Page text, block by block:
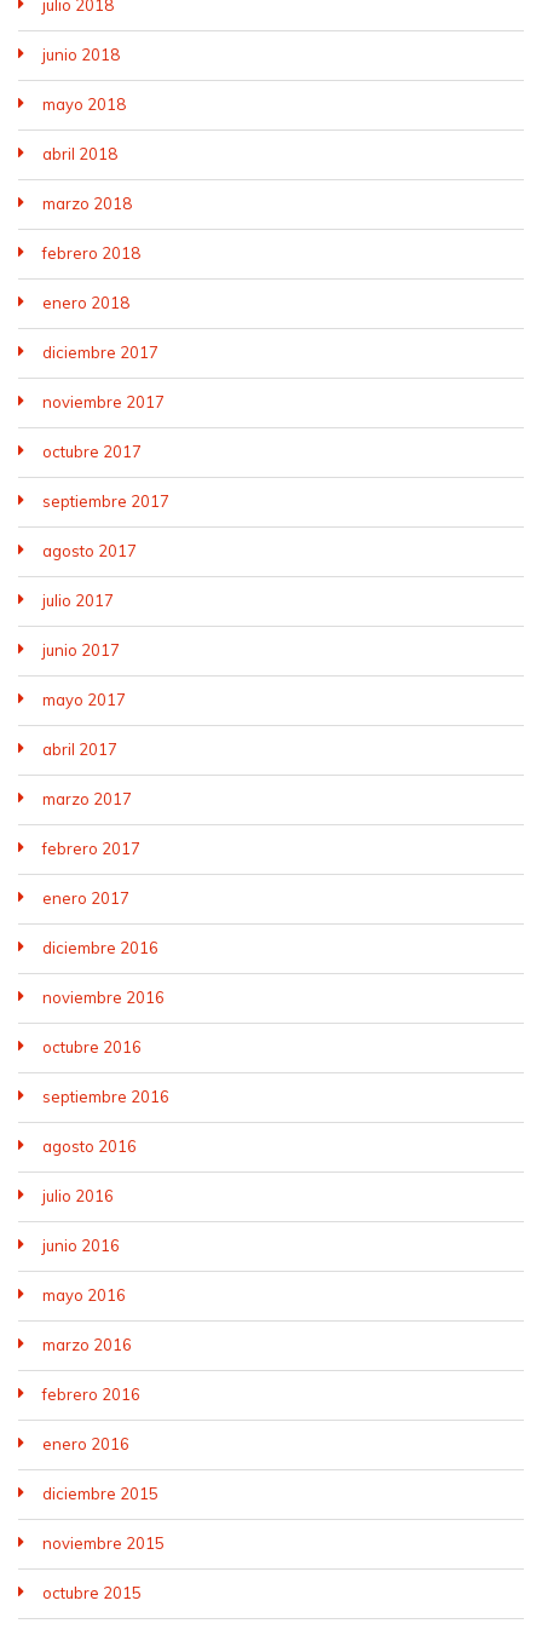
julio 2018
junio 2018
mayo 2018
abril 2018
marzo 2018
febrero 2018
enero 2018
diciembre 2017
noviembre 2017
octubre 2017
septiembre 2017
agosto 2017
julio 2017
junio 2017
mayo 2017
abril 2017
marzo 2017
febrero 2017
enero 2017
diciembre 2016
noviembre 2016
octubre 2016
septiembre 2016
agosto 2016
julio 2016
junio 2016
mayo 2016
marzo 2016
febrero 2016
enero 2016
diciembre 2015
noviembre 2015
octubre 2015